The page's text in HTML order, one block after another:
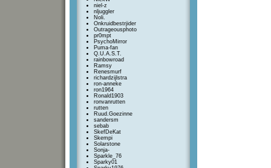
niel-z
nljuggler
Noli.
Onkruidbestrjider
Outrageousphoto
pr0mpt
PsychoMirror
Puma-fan
Q.U.A.S.T.
rainbowroad
Ramsy
Renesmurf
richardzijlstra
ron-anneke
ron1964
Ronald1903
ronvanrutten
rutten
Ruud.Goezinne
sandersm
sebab
SkefDeKat
Skempi
Solarstone
Sonja-
Sparkle_76
Sparky01